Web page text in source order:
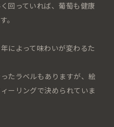
回っていれば、葡萄も健康
。
によって味わいが変わるた
たラベルもありますが、絵
ーリングで決められていま